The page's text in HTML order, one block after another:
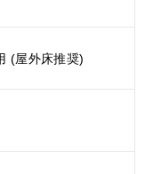
(屋外床推奨)